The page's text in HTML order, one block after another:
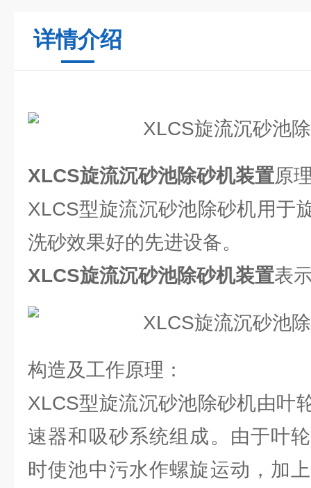
详情介绍
XLCS旋流沉砂池除砂机装置原
XLCS型旋流沉砂池除砂机用于
洗砂效果好的先进设备。
XLCS旋流沉砂池除砂机装置表
构造及工作原理：
XLCS型旋流沉砂池除砂机由叶
速器和吸砂系统组成。由于叶
时使池中污水作螺旋运动，加